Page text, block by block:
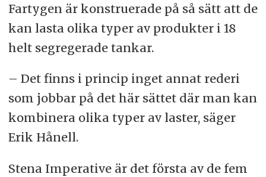
Fartygen är konstruerade på så sätt att de
kan lasta olika typer av produkter i 18
helt segregerade tankar.
– Det finns i princip inget annat rederi
som jobbar på det här sättet där man kan
kombinera olika typer av laster, säger
Erik Hånell.
Stena Imperative är det första av de fem